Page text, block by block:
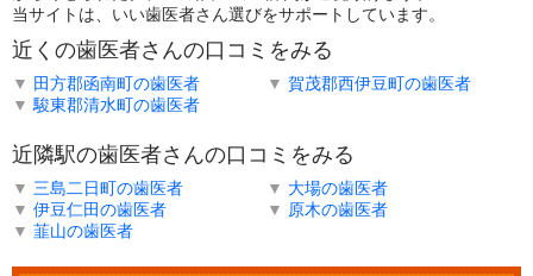
当サイトは、いい歯医者さん選びをサポートしています。
近くの歯医者さんの口コミをみる
▼ 田方郡函南町の歯医者 ▼ 賀茂郡西伊豆町の歯医者
▼ 駿東郡清水町の歯医者
近隣駅の歯医者さんの口コミをみる
▼ 三島二日町の歯医者 ▼ 大場の歯医者
▼ 伊豆仁田の歯医者 ▼ 原木の歯医者
▼ 韮山の歯医者